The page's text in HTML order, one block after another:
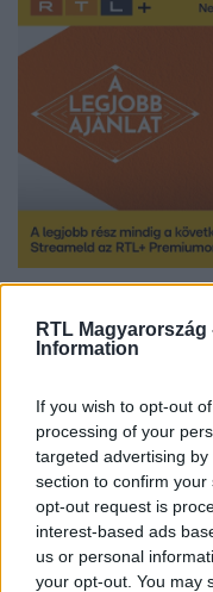
RTL Magyarország
Information
If you wish to opt-out
processing of your
targeted advertising
section to confirm
opt-out request is
interest-based ads
us or personal
your opt-out. You may
Streameld most Sváby
Itt állítsd be,
legyen a